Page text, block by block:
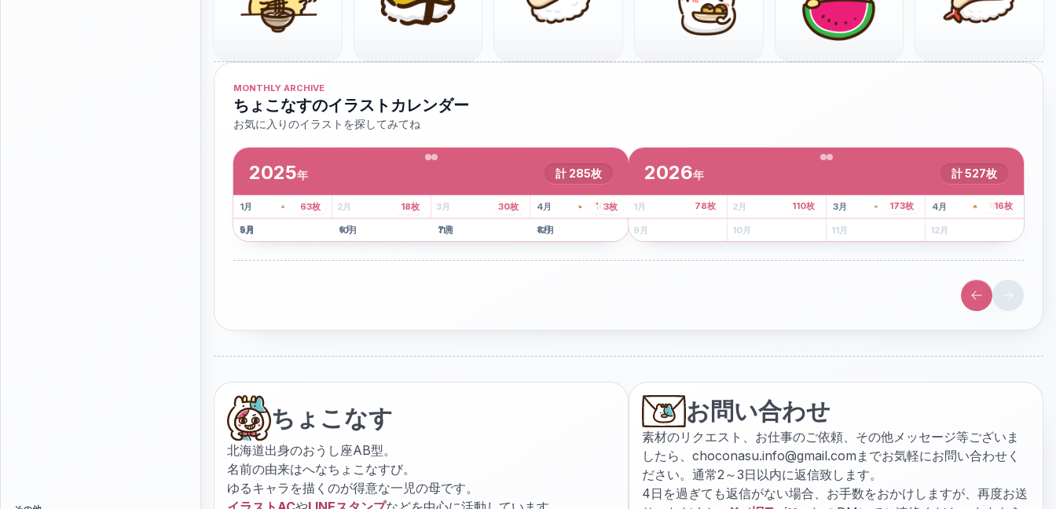
MONTHLY ARCHIVE
ちょこなすのイラストカレンダー
お気に入りのイラストを探してみてね
2025年 計 285枚
1月 2枚 2月 3月 4月 8枚
5月
41枚
6月
13枚
7月
6枚
8月
101枚
9月
63枚
10月
18枚
11月
30枚
12月
3枚
2026年 計527枚
1月 2月 3月 43枚 4月 107枚
5 月
78枚
6月
110枚
7 月
173枚
8月
16枚
9 月 10月 11月 12月
ちょこなす
北海道出身のおうし座AB型。
名前の由来はへなちょこなすび。
ゆるキャラを描くのが得意な一児の母です。
お問い合わせ
素材のリクエスト、お仕事のご依頼、その他メッセージ等ございま
したら、 choconasu.info@gmail.com までお気軽にお問い合わせく
ださい。通常2～3日以内に返信致します。
4日を過ぎても返信がない場合、お手数をおかけしますが、再度お送